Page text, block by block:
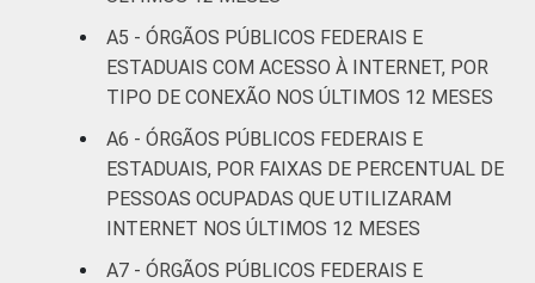
A5 - ÓRGÃOS PÚBLICOS FEDERAIS E
ESTADUAIS COM ACESSO À INTERNET, POR
TIPO DE CONEXÃO NOS ÚLTIMOS 12 MESES
A6 - ÓRGÃOS PÚBLICOS FEDERAIS E
ESTADUAIS, POR FAIXAS DE PERCENTUAL DE
PESSOAS OCUPADAS QUE UTILIZARAM
INTERNET NOS ÚLTIMOS 12 MESES
A7 - ÓRGÃOS PÚBLICOS FEDERAIS E